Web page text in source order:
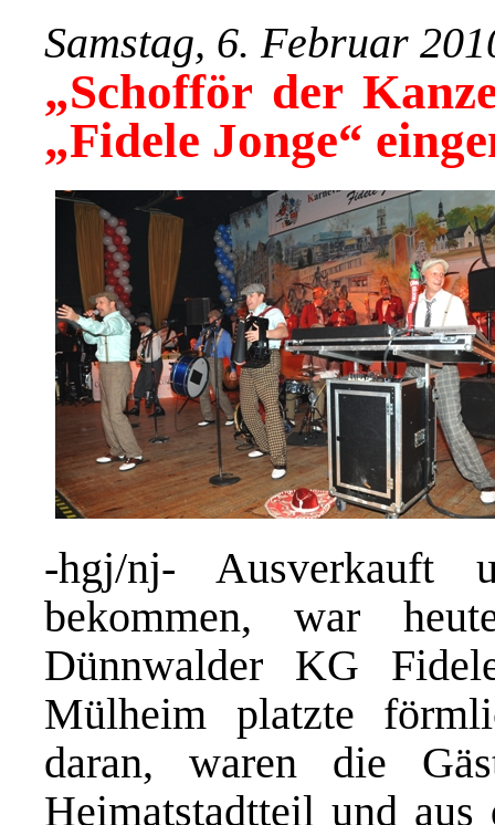
Samstag, 6. Februar
„Schofför der
„Fidele Jonge“
-hgj/nj-
bekommen, war
Dünnwalder KG
Mülheim platzte
daran, waren die
Heimatstadtteil und